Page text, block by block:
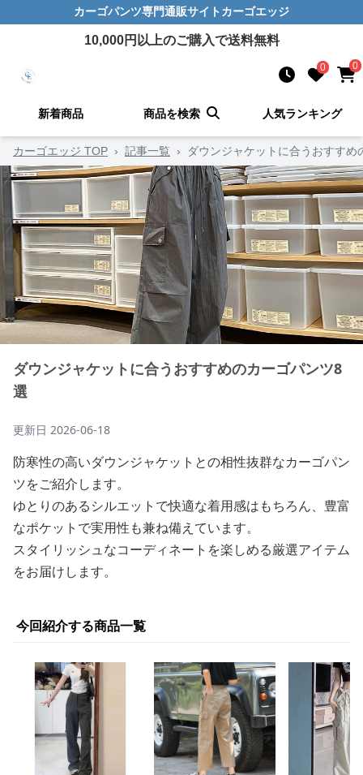
カーゴパンツ専門通販サイト カーゴエッジ
10,000円以上のご購入で送料無料
0 0
新着商品 商品を検索 人気ランキング
カーゴエッジ TOP › 記事一覧 › ダウンジャケットに合うおすすめ
ダウンジャケットに合うおすすめのカーゴパンツ8
選
更新日 2026-06-18
防寒性の高いダウンジャケットとの相性抜群なカーゴパン
ツをご紹介します。
ゆとりのあるシルエットで快適な着用感はもちろん、豊富
なポケットで実用性も兼ね備えています。
スタイリッシュなコーディネートを楽しめる厳選アイテム
をお届けします。
今回紹介する商品一覧